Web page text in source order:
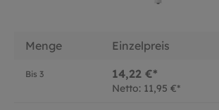
Menge Einzelpreis
Bis 3 14,22 €*
Netto: 11,95 €*